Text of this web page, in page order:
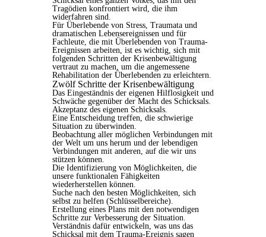
Tragödien konfrontiert wird, die ihm
widerfahren sind.
Für Überlebende von Stress, Traumata und
dramatischen Lebensereignissen und für
Fachleute, die mit Überlebenden von Trauma-
Ereignissen arbeiten, ist es wichtig, sich mit
folgenden Schritten der Krisenbewältigung
vertraut zu machen, um die angemessene
Rehabilitation der Überlebenden zu erleichtern.
Zwölf Schritte der Krisenbewältigung
Das Eingeständnis der eigenen Hilflosigkeit und
Schwäche gegenüber der Macht des Schicksals.
Akzeptanz des eigenen Schicksals.
Eine Entscheidung treffen, die schwierige
Situation zu überwinden.
Beobachtung aller möglichen Verbindungen mit
der Welt um uns herum und der lebendigen
Verbindungen mit anderen, auf die wir uns
stützen können.
Die Identifizierung von Möglichkeiten, die
unsere funktionalen Fähigkeiten
wiederherstellen können.
Suche nach den besten Möglichkeiten, sich
selbst zu helfen (Schlüsselbereiche).
Erstellung eines Plans mit den notwendigen
Schritte zur Verbesserung der Situation.
Verständnis dafür entwickeln, was uns das
Schicksal mit dem Trauma-Ereignis sagen